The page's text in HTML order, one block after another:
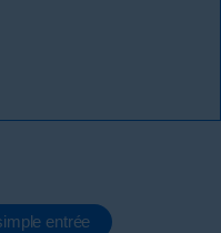
entrée